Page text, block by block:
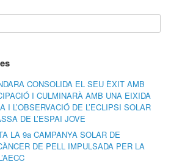
CONSOLIDA EL SEU ÈXIT AMB
I CULMINARÀ AMB UNA EIXIDA
I L’OBSERVACIÓ DE L’ECLIPSI SOLAR
DE L’ESPAI JOVE
LA 9a CAMPANYA SOLAR DE
DE PELL IMPULSADA PER LA